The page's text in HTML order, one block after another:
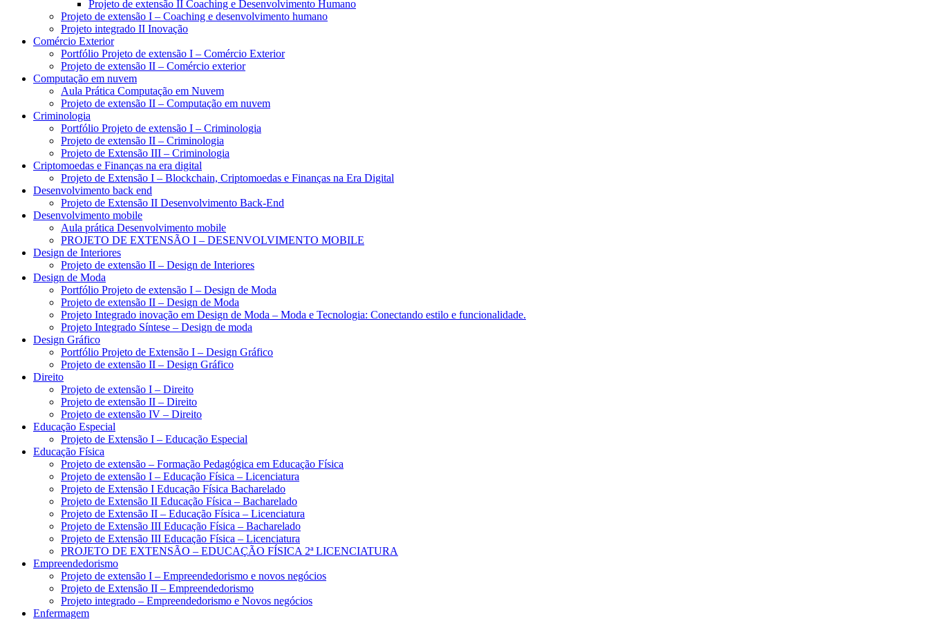
Projeto de extensão II Coaching e Desenvolvimento Humano
Projeto de extensão I – Coaching e desenvolvimento humano
Projeto integrado II Inovação
Comércio Exterior
Portfólio Projeto de extensão I – Comércio Exterior
Projeto de extensão II – Comércio exterior
Computação em nuvem
Aula Prática Computação em Nuvem
Projeto de extensão II – Computação em nuvem
Criminologia
Portfólio Projeto de extensão I – Criminologia
Projeto de extensão II – Criminologia
Projeto de Extensão III – Criminologia
Criptomoedas e Finanças na era digital
Projeto de Extensão I – Blockchain, Criptomoedas e Finanças na Era Digital
Desenvolvimento back end
Projeto de Extensão II Desenvolvimento Back-End
Desenvolvimento mobile
Aula prática Desenvolvimento mobile
PROJETO DE EXTENSÃO I – DESENVOLVIMENTO MOBILE
Design de Interiores
Projeto de extensão II – Design de Interiores
Design de Moda
Portfólio Projeto de extensão I – Design de Moda
Projeto de extensão II – Design de Moda
Projeto Integrado inovação em Design de Moda – Moda e Tecnologia: Conectando estilo e funcionalidade.
Projeto Integrado Síntese – Design de moda
Design Gráfico
Portfólio Projeto de Extensão I – Design Gráfico
Projeto de extensão II – Design Gráfico
Direito
Projeto de extensão I – Direito
Projeto de extensão II – Direito
Projeto de extensão IV – Direito
Educação Especial
Projeto de Extensão I – Educação Especial
Educação Física
Projeto de extensão – Formação Pedagógica em Educação Física
Projeto de extensão I – Educação Física – Licenciatura
Projeto de Extensão I Educação Física Bacharelado
Projeto de Extensão II Educação Física – Bacharelado
Projeto de Extensão II – Educação Física – Licenciatura
Projeto de Extensão III Educação Física – Bacharelado
Projeto de Extensão III Educação Física – Licenciatura
PROJETO DE EXTENSÃO – EDUCAÇÃO FÍSICA 2ª LICENCIATURA
Empreendedorismo
Projeto de extensão I – Empreendedorismo e novos negócios
Projeto de Extensão II – Empreendedorismo
Projeto integrado – Empreendedorismo e Novos negócios
Enfermagem